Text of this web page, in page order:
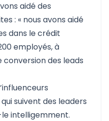
aidé des
: « nous avons aidé
dans le crédit
employés, à
des leads
suivent des leaders
intelligemment.